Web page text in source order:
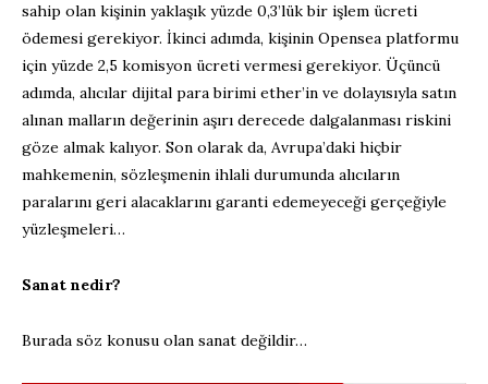
sahip olan kişinin yaklaşık yüzde 0,3’lük bir işlem ücreti
ödemesi gerekiyor. İkinci adımda, kişinin Opensea platformu
için yüzde 2,5 komisyon ücreti vermesi gerekiyor. Üçüncü
adımda, alıcılar dijital para birimi ether’in ve dolayısıyla satın
alınan malların değerinin aşırı derecede dalgalanması riskini
göze almak kalıyor. Son olarak da, Avrupa’daki hiçbir
mahkemenin, sözleşmenin ihlali durumunda alıcıların
paralarını geri alacaklarını garanti edemeyeceği gerçeğiyle
yüzleşmeleri…
Sanat nedir?
Burada söz konusu olan sanat değildir…